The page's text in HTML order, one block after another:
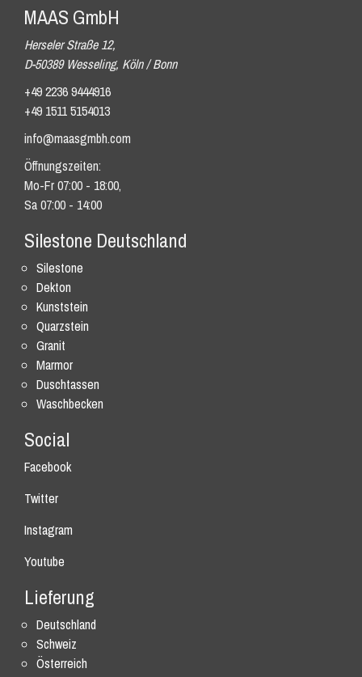
MAAS GmbH
Herseler Straße 12,
D-50389 Wesseling, Köln / Bonn
+49 2236 9444916
+49 1511 5154013
info@maasgmbh.com
Öffnungszeiten:
Mo-Fr 07:00 - 18:00,
Sa 07:00 - 14:00
Silestone Deutschland
Silestone
Dekton
Kunststein
Quarzstein
Granit
Marmor
Duschtassen
Waschbecken
Social
Facebook
Twitter
Instagram
Youtube
Lieferung
Deutschland
Schweiz
Österreich